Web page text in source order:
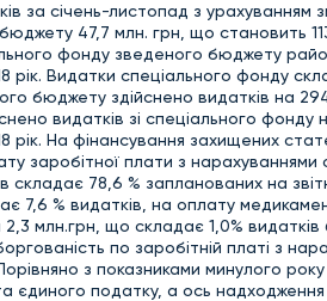
за січень-листопад з урахуванням
47,7 млн. грн, що становить
фонду зведеного бюджету
Видатки спеціального фонду
бюджету здійснено видатків на
видатків зі спеціального
На фінансування захищених
заробітної плати з нарахуваннями
78,6 % запланованих на
7,6 % видатків, на оплату
млн.грн, що складає 1,0%
по заробітній платі з
з показниками минулого
єдиного податку, а ось